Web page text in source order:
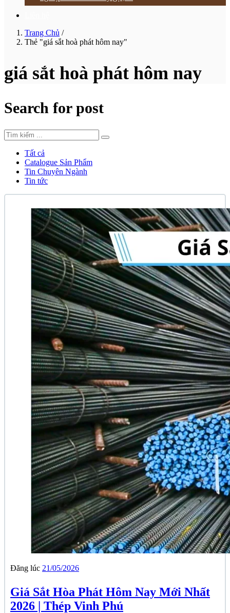
Trang Chủ /
Thẻ "giá sắt hoà phát hôm nay"
giá sắt hoà phát hôm nay
Search for post
Tất cả
Catalogue Sản Phẩm
Tin Chuyên Ngành
Tin tức
Đăng lúc 21/05/2026
Giá Sắt Hòa Phát Hôm Nay Mới Nhất
2026 | Thép Vinh Phú